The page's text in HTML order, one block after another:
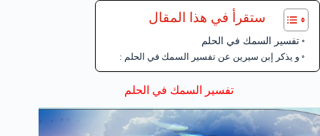
ستقرأ في هذا المقال
تفسير السمك في الحلم
و يذكر إبن سيرين عن تفسير السمك في الحلم :
تفسير السمك في الحلم